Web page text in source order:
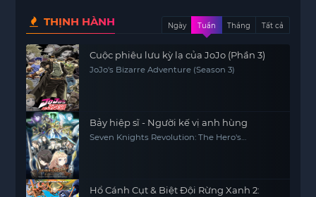
THỊNH HÀNH Ngày Tuần Tháng Tất cả
Cuộc phiêu lưu kỳ lạ của JoJo (Phần 3)
JoJo's Bizarre Adventure (Season 3)
Bảy hiệp sĩ - Người kế vị anh hùng
Seven Knights Revolution: The Hero's
Hổ Cánh Cụt & Biệt Đội Rừng Xanh 2: